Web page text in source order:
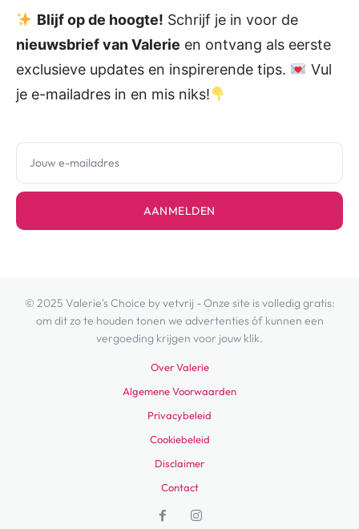
Blijf op de hoogte! Schrijf je in voor de
nieuwsbrief van Valerie en ontvang als eerste
exclusieve updates en inspirerende tips.
Vul
je e-mailadres in en mis niks!
AANMELDEN
© 2025 Valerie's Choice by vetvrij - Onze site is volledig gratis:
om dit zo te houden tonen we advertenties óf kunnen een
vergoeding krijgen voor jouw klik.
Over Valerie
Algemene Voorwaarden
Privacybeleid
Cookiebeleid
Disclaimer
Contact